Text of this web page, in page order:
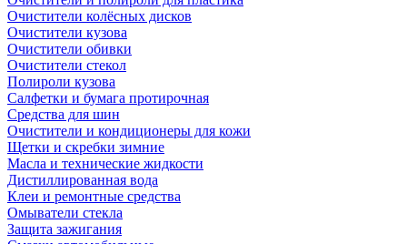
Очистители колёсных дисков
Очистители кузова
Очистители обивки
Очистители стекол
Полироли кузова
Салфетки и бумага протирочная
Средства для шин
Очистители и кондиционеры для кожи
Щетки и скребки зимние
Масла и технические жидкости
Дистиллированная вода
Клеи и ремонтные средства
Омыватели стекла
Защита зажигания